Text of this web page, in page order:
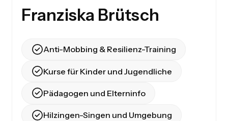
Franziska Brütsch
Anti-Mobbing & Resilienz-Training
Kurse für Kinder und Jugendliche
Pädagogen und Elterninfo
Hilzingen-Singen und Umgebung